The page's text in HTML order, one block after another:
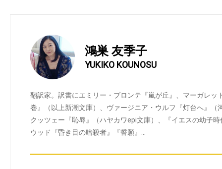
鴻巣 友季子
YUKIKO KOUNOSU
翻訳家。訳書にエミリー・ブロンテ『嵐が丘』、マーガレッ
巻』（以上新潮文庫）、ヴァージニア・ウルフ『灯台へ』（
クッツェー『恥辱』（ハヤカワepi文庫）、『イエスの幼子
ウッド『昏き目の暗殺者』『誓願』…